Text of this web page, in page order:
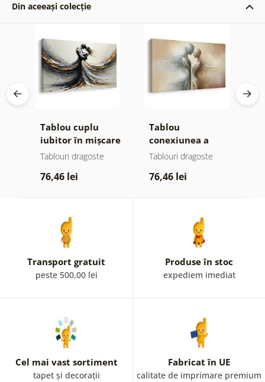
Din aceeași colecție
Tablou cuplu
iubitor în mișcare
Tablouri dragoste
76,46 lei
Tablou
conexiunea a
două suflete
Tablouri dragoste
76,46 lei
Transport gratuit
peste 500,00 lei
Produse în stoc
expediem imediat
Cel mai vast sortiment
tapet și decorații
Fabricat în UE
calitate de imprimare premium